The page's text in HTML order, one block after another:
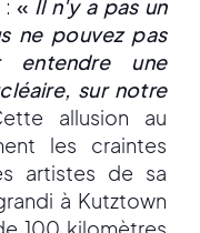
« Il n'y a pas un
ne pouvez pas
entendre une
sur notre
allusion au
les craintes
artistes de sa
à Kutztown
100 kilomètres